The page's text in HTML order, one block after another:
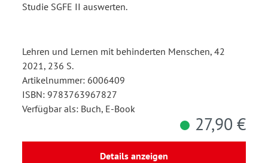
Studie SGFE II auswerten.
Lehren und Lernen mit behinderten Menschen, 42
2021, 236 S.
Artikelnummer: 6006409
ISBN: 9783763967827
Verfügbar als: Buch, E-Book
27,90 €
Details anzeigen